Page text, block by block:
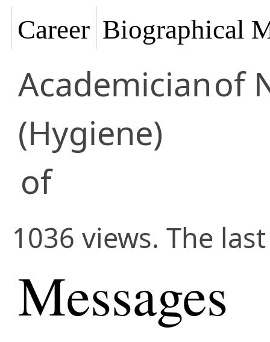
Career Biographical
Academicianof
(Hygiene)
of
1036 views. The
Messages